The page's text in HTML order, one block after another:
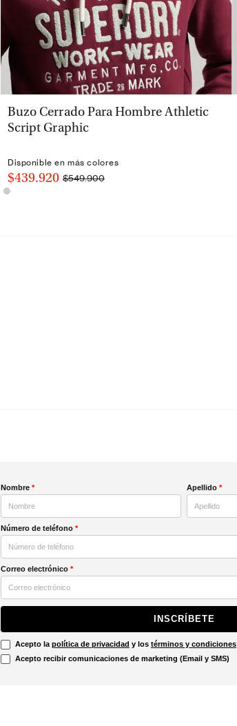
VISTA RÁPIDA
Buzo Cerrado Para Hombre Athletic
Script Graphic
Disponible en más colores
$439.920 $549.900
Nombre * Apellido *
Número de teléfono *
Correo electrónico *
INSCRÍBETE
Acepto la política de privacidad y los términos y condiciones
Acepto recibir comunicaciones de marketing (Email y SMS)